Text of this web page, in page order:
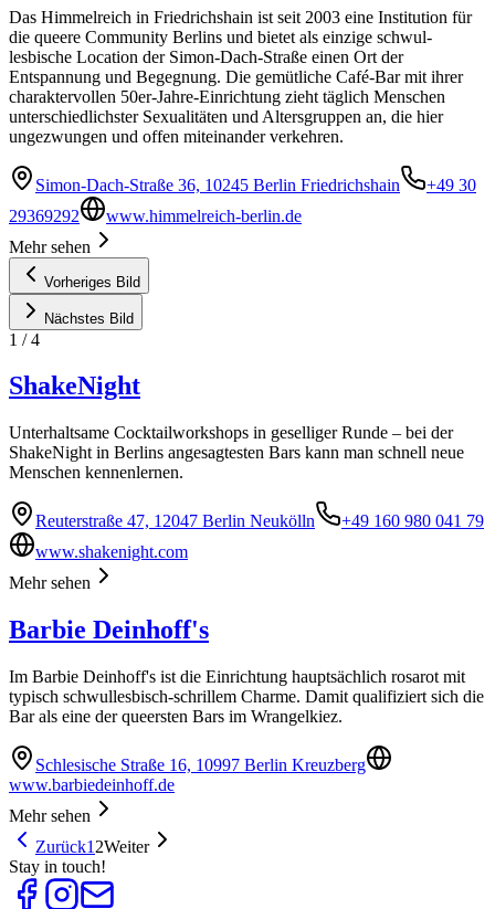
Das Himmelreich in Friedrichshain ist seit 2003 eine Institution für
die queere Community Berlins und bietet als einzige schwul-
lesbische Location der Simon-Dach-Straße einen Ort der
Entspannung und Begegnung. Die gemütliche Café-Bar mit ihrer
charaktervollen 50er-Jahre-Einrichtung zieht täglich Menschen
unterschiedlichster Sexualitäten und Altersgruppen an, die hier
ungezwungen und offen miteinander verkehren.
Simon-Dach-Straße 36, 10245 Berlin Friedrichshain
+49 30
29369292
www.himmelreich-berlin.de
Mehr sehen
Vorheriges Bild
Nächstes Bild
1 /4
ShakeNight
Unterhaltsame Cocktailworkshops in geselliger Runde – bei der
ShakeNight in Berlins angesagtesten Bars kann man schnell neue
Menschen kennenlernen.
Reuterstraße 47, 12047 Berlin Neukölln
+49 160 980 041 79
www.shakenight.com
Mehr sehen
Barbie Deinhoff's
Im Barbie Deinhoff's ist die Einrichtung hauptsächlich rosarot mit
typisch schwullesbisch-schrillem Charme. Damit qualifiziert sich die
Bar als eine der queersten Bars im Wrangelkiez.
Schlesische Straße 16, 10997 Berlin Kreuzberg
www.barbiedeinhoff.de
Mehr sehen
Zurück1 2Weiter
Stay in touch!